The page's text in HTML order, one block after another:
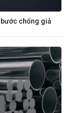
bước chống giả